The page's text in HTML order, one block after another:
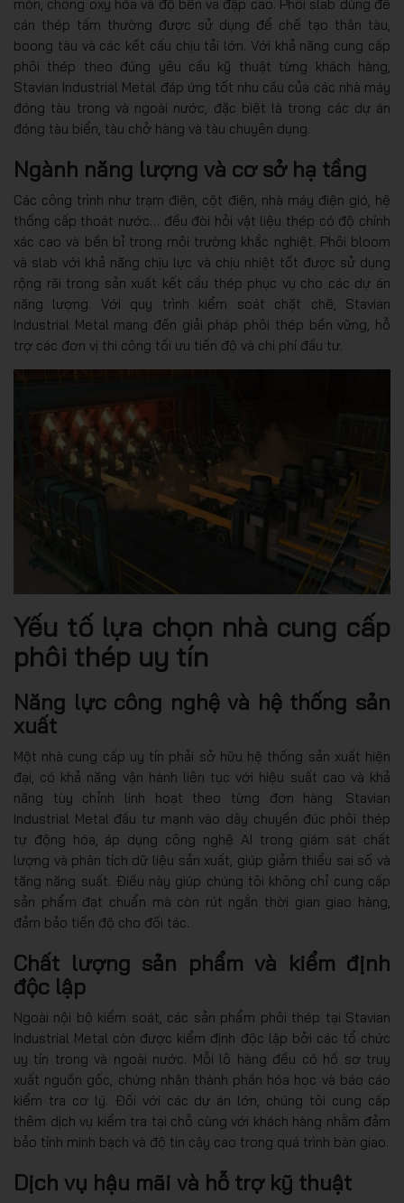
mòn, chống oxy hóa và độ bền va đập cao. Phôi slab dùng để
cán thép tấm thường được sử dụng để chế tạo thân tàu,
boong tàu và các kết cấu chịu tải lớn. Với khả năng cung cấp
phôi thép theo đúng yêu cầu kỹ thuật từng khách hàng,
Stavian Industrial Metal đáp ứng tốt nhu cầu của các nhà máy
đóng tàu trong và ngoài nước, đặc biệt là trong các dự án
đóng tàu biển, tàu chở hàng và tàu chuyên dụng.
Ngành năng lượng và cơ sở hạ tầng
Các công trình như trạm điện, cột điện, nhà máy điện gió, hệ
thống cấp thoát nước… đều đòi hỏi vật liệu thép có độ chính
xác cao và bền bỉ trong môi trường khắc nghiệt. Phôi bloom
và slab với khả năng chịu lực và chịu nhiệt tốt được sử dụng
rộng rãi trong sản xuất kết cấu thép phục vụ cho các dự án
năng lượng. Với quy trình kiểm soát chặt chẽ, Stavian
Industrial Metal mang đến giải pháp phôi thép bền vững, hỗ
trợ các đơn vị thi công tối ưu tiến độ và chi phí đầu tư.
Yếu tố lựa chọn nhà cung cấp
phôi thép uy tín
Năng lực công nghệ và hệ thống sản
xuất
Một nhà cung cấp uy tín phải sở hữu hệ thống sản xuất hiện
đại, có khả năng vận hành liên tục với hiệu suất cao và khả
năng tùy chỉnh linh hoạt theo từng đơn hàng. Stavian
Industrial Metal đầu tư mạnh vào dây chuyền đúc phôi thép
tự động hóa, áp dụng công nghệ AI trong giám sát chất
lượng và phân tích dữ liệu sản xuất, giúp giảm thiểu sai số và
tăng năng suất. Điều này giúp chúng tôi không chỉ cung cấp
sản phẩm đạt chuẩn mà còn rút ngắn thời gian giao hàng,
đảm bảo tiến độ cho đối tác.
Chất lượng sản phẩm và kiểm định
độc lập
Ngoài nội bộ kiểm soát, các sản phẩm phôi thép tại Stavian
Industrial Metal còn được kiểm định độc lập bởi các tổ chức
uy tín trong và ngoài nước. Mỗi lô hàng đều có hồ sơ truy
xuất nguồn gốc, chứng nhận thành phần hóa học và báo cáo
kiểm tra cơ lý. Đối với các dự án lớn, chúng tôi cung cấp
thêm dịch vụ kiểm tra tại chỗ cùng với khách hàng nhằm đảm
bảo tính minh bạch và độ tin cậy cao trong quá trình bàn giao.
Dịch vụ hậu mãi và hỗ trợ kỹ thuật